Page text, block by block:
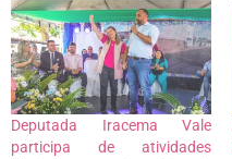
Deputada Iracema Vale
participa de atividades